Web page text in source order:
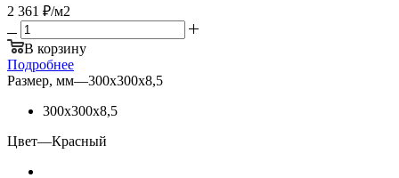
2 361 ₽/м2
В корзину
Подробнее
Размер, мм—300х300х8,5
300х300х8,5
Цвет—Красный